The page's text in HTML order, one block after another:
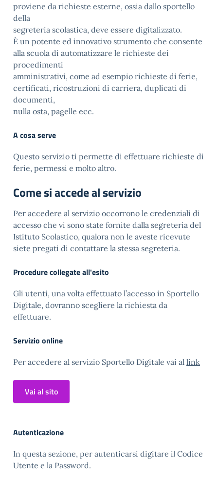
proviene da richieste esterne, ossia dallo sportello
della
segreteria scolastica, deve essere digitalizzato.
È un potente ed innovativo strumento che consente
alla scuola di automatizzare le richieste dei
procedimenti
amministrativi, come ad esempio richieste di ferie,
certificati, ricostruzioni di carriera, duplicati di
documenti,
nulla osta, pagelle ecc.
A cosa serve
Questo servizio ti permette di effettuare richieste di
ferie, permessi e molto altro.
Come si accede al servizio
Per accedere al servizio occorrono le credenziali di
accesso che vi sono state fornite dalla segreteria del
Istituto Scolastico, qualora non le aveste ricevute
siete pregati di contattare la stessa segreteria.
Procedure collegate all'esito
Gli utenti, una volta effettuato l’accesso in Sportello
Digitale, dovranno scegliere la richiesta da
effettuare.
Servizio online
Per accedere al servizio Sportello Digitale vai al link
Vai al sito
Autenticazione
In questa sezione, per autenticarsi digitare il Codice
Utente e la Password.